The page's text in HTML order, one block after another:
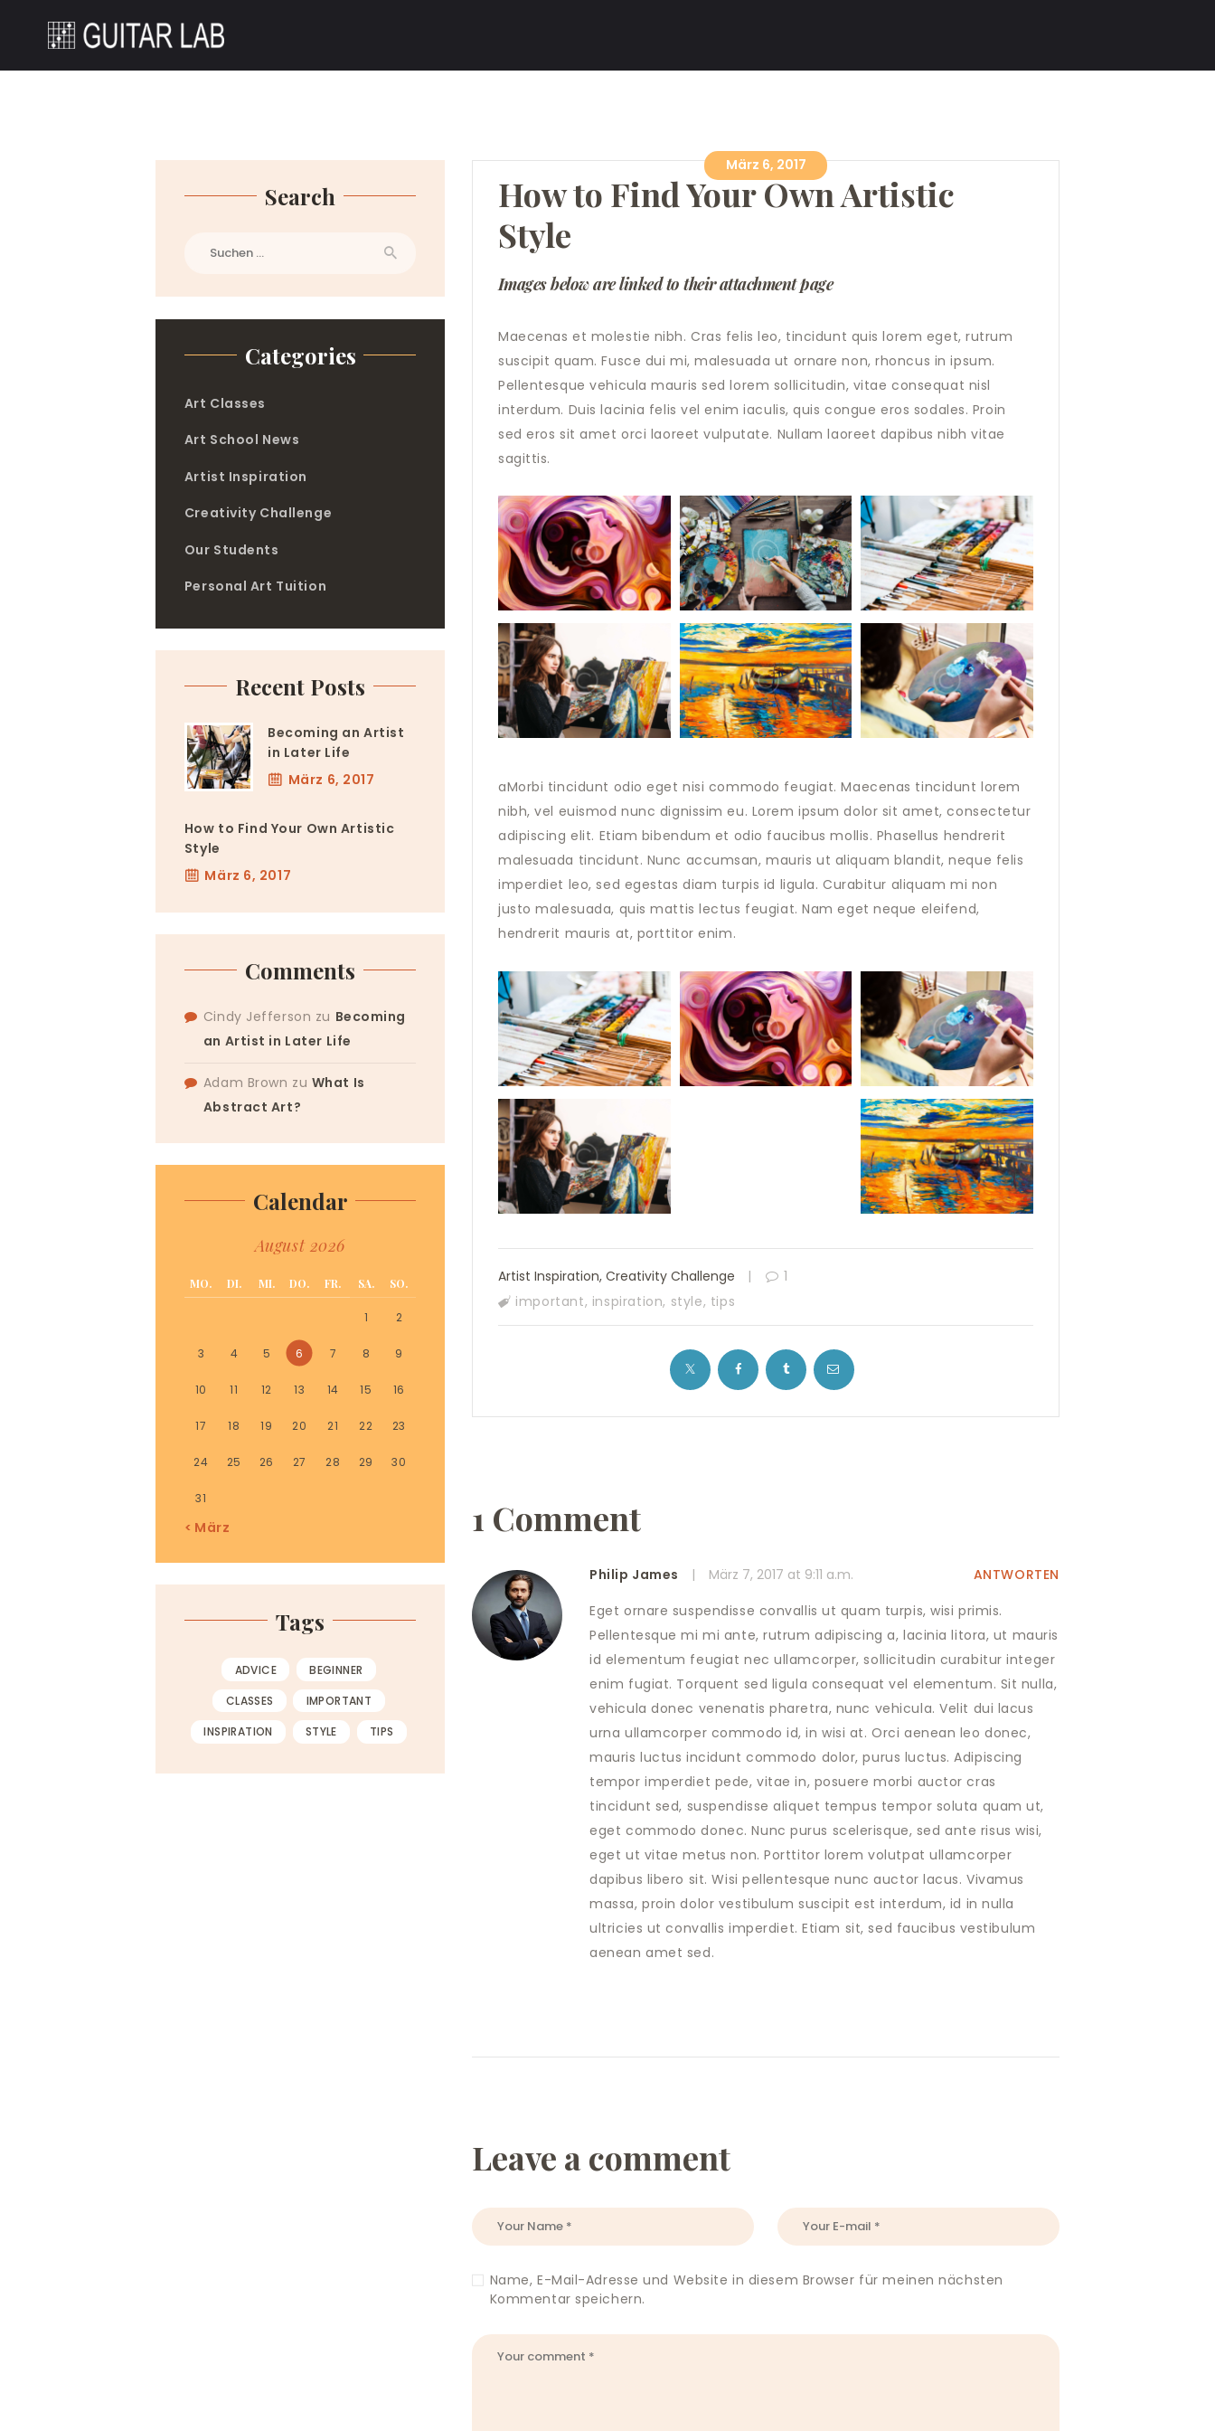
ACADEMY
GUITAR DOJO
SHOW ROOM
GEAR CORNER
KONTAKT
März 6, 2017
How to Find Your Own Artistic
Style
Images below are linked to their attachment page
Maecenas et molestie nibh. Cras felis leo, tincidunt quis lorem eget, rutrum
suscipit quam. Fusce dui mi, malesuada ut ornare non, rhoncus in ipsum.
Pellentesque vehicula mauris sed lorem sollicitudin, vitae consequat nisl
interdum. Duis lacinia felis vel enim iaculis, quis congue eros sodales. Proin
sed eros sit amet orci laoreet vulputate. Nullam laoreet dapibus nibh vitae
sagittis.
aMorbi tincidunt odio eget nisi commodo feugiat. Maecenas tincidunt lorem
nibh, vel euismod nunc dignissim eu. Lorem ipsum dolor sit amet, consectetur
adipiscing elit. Etiam bibendum et odio faucibus mollis. Phasellus hendrerit
malesuada tincidunt. Nunc accumsan, mauris ut aliquam blandit, neque felis
imperdiet leo, sed egestas diam turpis id ligula. Curabitur aliquam mi non
justo malesuada, quis mattis lectus feugiat. Nam eget neque eleifend,
hendrerit mauris at, porttitor enim.
Artist Inspiration, Creativity Challenge
1
important, inspiration, style, tips
1 Comment
ANTWORTEN
Philip James März 7, 2017 at 9:11 a.m.
Eget ornare suspendisse convallis ut quam turpis, wisi primis.
Pellentesque mi mi ante, rutrum adipiscing a, lacinia litora, ut mauris
id elementum feugiat nec ullamcorper, sollicitudin curabitur integer
enim fugiat. Torquent sed ligula consequat vel elementum. Sit nulla,
vehicula donec venenatis pharetra, nunc vehicula. Velit dui lacus
urna ullamcorper commodo id, in wisi at. Orci aenean leo donec,
mauris luctus incidunt commodo dolor, purus luctus. Adipiscing
tempor imperdiet pede, vitae in, posuere morbi auctor cras
tincidunt sed, suspendisse aliquet tempus tempor soluta quam ut,
eget commodo donec. Nunc purus scelerisque, sed ante risus wisi,
eget ut vitae metus non. Porttitor lorem volutpat ullamcorper
dapibus libero sit. Wisi pellentesque nunc auctor lacus. Vivamus
massa, proin dolor vestibulum suscipit est interdum, id in nulla
ultricies ut convallis imperdiet. Etiam sit, sed faucibus vestibulum
aenean amet sed.
Leave a comment
Name, E-Mail-Adresse und Website in diesem Browser für meinen nächsten
Kommentar speichern.
Search
Categories
Art Classes
Art School News
Artist Inspiration
Creativity Challenge
Our Students
Personal Art Tuition
Recent Posts
Becoming an Artist
in Later Life
März 6, 2017
How to Find Your Own Artistic
Style
März 6, 2017
Comments
Cindy Jefferson zu Becoming
an Artist in Later Life
Adam Brown zu What Is
Abstract Art?
Calendar
August 2026
MO. DI. MI. DO. FR. SA. SO.
1 2
3 4 5 6 7 8 9
10 11 12 13 14 15 16
17 18 19 20 21 22 23
24 25 26 27 28 29 30
31
« März
Tags
ADVICE BEGINNER
CLASSES IMPORTANT
INSPIRATION STYLE TIPS